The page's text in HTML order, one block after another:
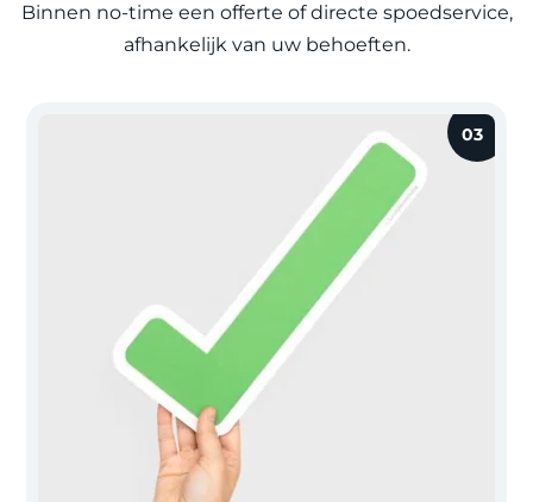
Binnen no-time een offerte of directe spoedservice,
afhankelijk van uw behoeften.
03